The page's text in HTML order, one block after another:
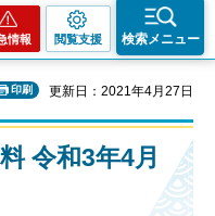
情報 閲覧支援 検索メニュー
印刷 更新日：2021年4月27日
令和3年4月